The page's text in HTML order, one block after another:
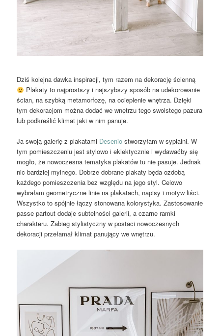
Dziś kolejna dawka inspiracji, tym razem na dekorację ścienną
Plakaty to najprostszy i najszybszy sposób na udekorowanie
ścian, na szybką metamorfozę, na ocieplenie wnętrza. Dzięki
tym dekoracjom można dodać we wnętrzu tego swoistego pazura
lub podkreślić klimat jaki w nim panuje.
Ja swoją galerię z plakatami Desenio stworzyłam w sypialni. W
tym pomieszczeniu jest stylowo i eklektycznie i wydawaćby się
mogło, że nowoczesna tematyka plakatów tu nie pasuje. Jednak
nic bardziej mylnego. Dobrze dobrane plakaty będa ozdobą
każdego pomieszczenia bez względu na jego styl. Celowo
wybrałam geometryczne linie na plakatach, napisy i motyw liści.
Wszystko to spójnie łączy stonowana kolorystyka. Zastosowanie
passe partout dodaje subtelności galerii, a czarne ramki
charakteru. Zabieg stylistyczny w postaci nowoczesnych
dekoracji przełamał klimat panujący we wnętrzu.